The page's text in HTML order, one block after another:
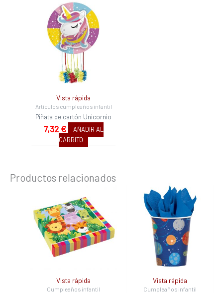
Vista rápida
Artículos cumpleaños infantil
Piñata de cartón Unicornio
7,32 €
AÑADIR AL
CARRITO
Productos relacionados
Vista rápida
Cumpleaños infantil
Vista rápida
Cumpleaños infantil